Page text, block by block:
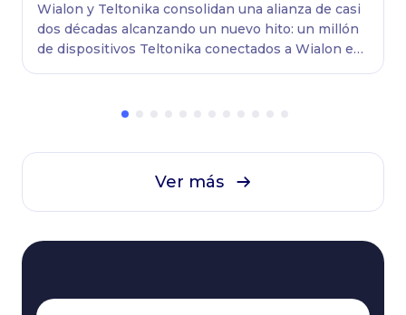
en el mundo
Wialon y Teltonika consolidan una alianza de casi
dos décadas alcanzando un nuevo hito: un millón
de dispositivos Teltonika conectados a Wialon en
Ver más